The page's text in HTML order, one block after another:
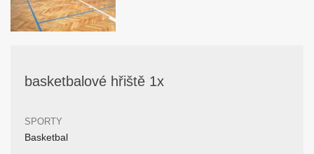
basketbalové hřiště 1x
SPORTY
Basketbal